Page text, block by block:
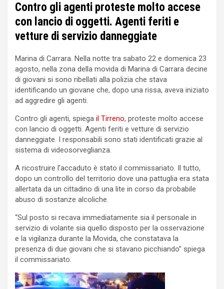
Contro gli agenti proteste molto accese
con lancio di oggetti. Agenti feriti e
vetture di servizio danneggiate
Marina di Carrara. Nella notte tra sabato 22 e domenica 23
agosto, nella zona della movida di Marina di Carrara decine
di giovani si sono ribellati alla polizia che stava
identificando un giovane che, dopo una rissa, aveva iniziato
ad aggredire gli agenti.
Contro gli agenti, spiega il Tirreno, proteste molto accese
con lancio di oggetti. Agenti feriti e vetture di servizio
danneggiate. I responsabili sono stati identificati grazie al
sistema di videosorveglianza.
A ricostruire l’accaduto è stato il commissariato. Il tutto,
dopo un controllo del territorio dove una pattuglia era stata
allertata da un cittadino di una lite in corso da probabile
abuso di sostanze alcoliche.
“Sul posto si recava immediatamente sia il personale in
servizio di volante sia quello disposto per la osservazione
e la vigilanza durante la Movida, che constatava la
presenza di due giovani che si stavano picchiando” spiega
il commissariato.